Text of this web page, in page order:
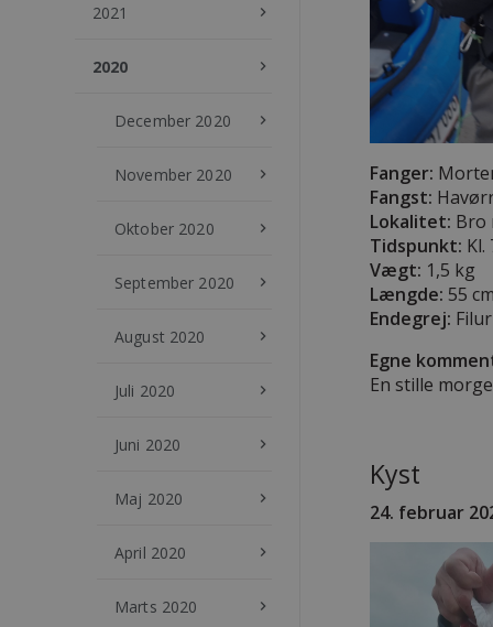
2021 keyboard_arrow_right
2020 keyboard_arrow_right
December 2020 keyboard_arrow_right
November 2020 keyboard_arrow_right
Oktober 2020 keyboard_arrow_right
September 2020 keyboard_arrow_right
August 2020 keyboard_arrow_right
Juli 2020 keyboard_arrow_right
Juni 2020 keyboard_arrow_right
Maj 2020 keyboard_arrow_right
April 2020 keyboard_arrow_right
Marts 2020 keyboard_arrow_right
Fanger:
Fangst:
Lokalitet: Bro
Tidspunkt: Kl.
Vægt: 1,5 kg
Længde: 55 cm
Endegrej:
Egne
En stille
Kyst
24. februar